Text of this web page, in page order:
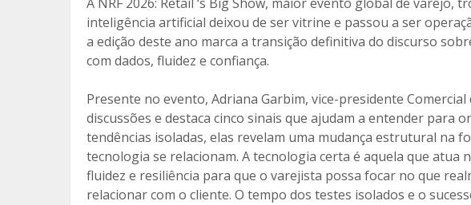
o
k
til
h
ar
inteligência artificial deixou de ser vitrine e passou a ser
a edição deste ano marca a transição definitiva do discurso
com dados, fluidez e confiança.
Presente no evento, Adriana Garbim, vice-presidente
discussões e destaca cinco sinais que ajudam a entender para
tendências isoladas, elas revelam uma mudança estrutural na
tecnologia se relacionam. A tecnologia certa é aquela que atua
fluidez e resiliência para que o varejista possa focar no que
relacionar com o cliente. O tempo dos testes isolados e o